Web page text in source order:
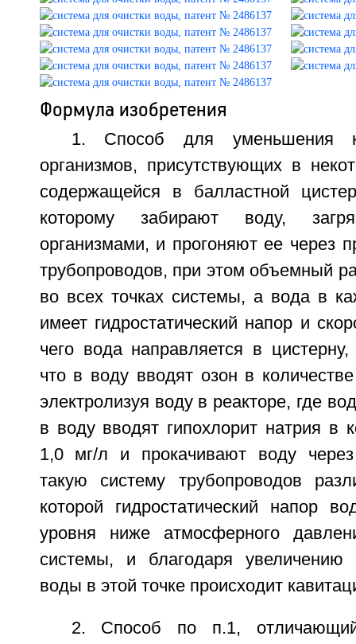
Формула изобретения
1. Способ для уменьшения
организмов, присутствующих в
содержащейся в балластной
которому забирают воду,
организмами, и прогоняют ее через
трубопроводов, при этом объемный
во всех точках системы, а вода в
имеет гидростатический напор и
чего вода направляется в
что в воду вводят озон в
электролизуя воду в реакторе, где
в воду вводят гипохлорит натрия в
1,0 мг/л и прокачивают воду
такую систему трубопроводов
которой гидростатический напор
уровня ниже атмосферного
системы, и благодаря увеличению
воды в этой точке происходит
2. Способ по п.1,